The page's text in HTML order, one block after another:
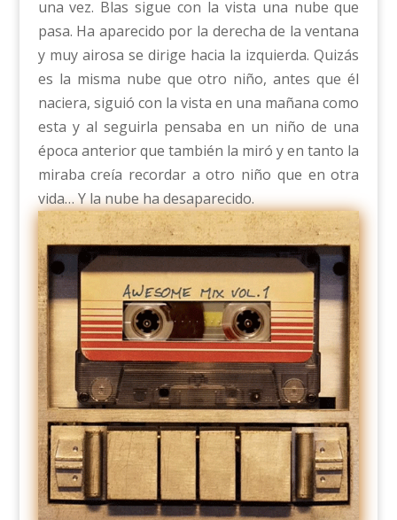
una vez. Blas sigue con la vista una nube que
pasa. Ha aparecido por la derecha de la ventana
y muy airosa se dirige hacia la izquierda. Quizás
es la misma nube que otro niño, antes que él
naciera, siguió con la vista en una mañana como
esta y al seguirla pensaba en un niño de una
época anterior que también la miró y en tanto la
miraba creía recordar a otro niño que en otra
vida… Y la nube ha desaparecido.